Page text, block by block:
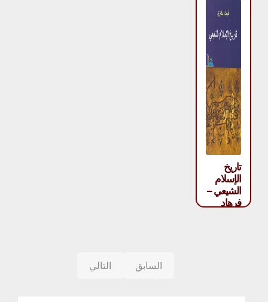
تاريخ
الإسلام
الشيعي –
فرهاد
السابق التالي